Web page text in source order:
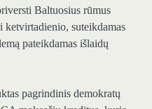
Baltuosius rūmus
ketvirtadienio, suteikdamas
pateikdamas išlaidų
pagrindinis demokratų